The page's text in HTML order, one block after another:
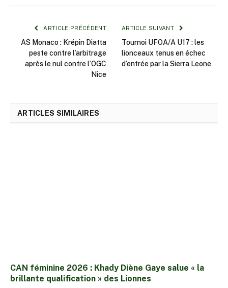
ARTICLE PRÉCÉDENT
AS Monaco : Krépin Diatta
peste contre l’arbitrage
après le nul contre l’OGC
Nice
ARTICLE SUIVANT
Tournoi UFOA/A U17 : les
lionceaux tenus en échec
d’entrée par la Sierra Leone
ARTICLES SIMILAIRES
CAN féminine 2026 : Khady Diène Gaye salue « la
brillante qualification » des Lionnes